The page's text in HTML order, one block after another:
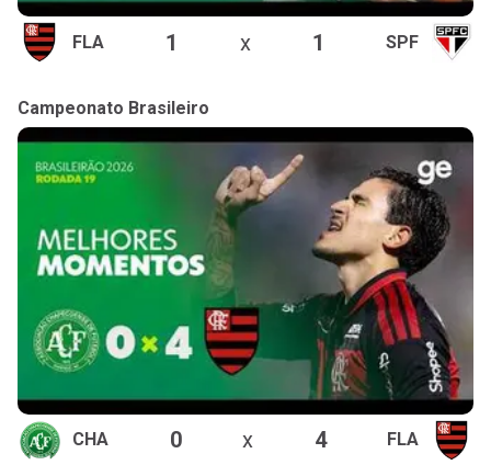
FLA 1 x 1 SPF
Campeonato Brasileiro
CHA 0 x 4 FLA